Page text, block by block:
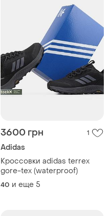
3600 грн 1
Adidas
Кроссовки adidas terrex
gore-tex (waterproof)
40 и еще 5